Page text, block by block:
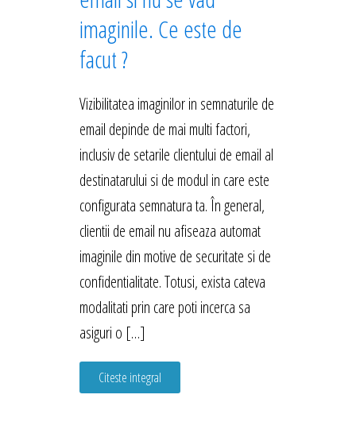
imaginile. Ce este de
facut ?
Vizibilitatea imaginilor in semnaturile de
email depinde de mai multi factori,
inclusiv de setarile clientului de email al
destinatarului si de modul in care este
configurata semnatura ta. În general,
clientii de email nu afiseaza automat
imaginile din motive de securitate si de
confidentialitate. Totusi, exista cateva
modalitati prin care poti incerca sa
asiguri o […]
Citeste integral